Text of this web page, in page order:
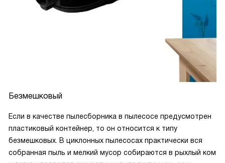
Безмешковый
Если в качестве пылесборника в пылесосе предусмотрен
пластиковый контейнер, то он относится к типу
безмешковых. В циклонных пылесосах практически вся
собранная пыль и мелкий мусор собираются в рыхлый ком